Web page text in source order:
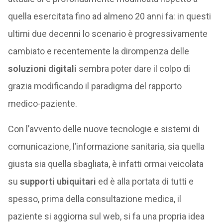
quella esercitata fino ad almeno 20 anni fa: in questi
ultimi due decenni lo scenario è progressivamente
cambiato e recentemente la dirompenza delle
soluzioni digitali sembra poter dare il colpo di
grazia modificando il paradigma del rapporto
medico-paziente.
Con l’avvento delle nuove tecnologie e sistemi di
comunicazione, l’informazione sanitaria, sia quella
giusta sia quella sbagliata, è infatti ormai veicolata
su supporti ubiquitari ed è alla portata di tutti e
spesso, prima della consultazione medica, il
paziente si aggiorna sul web, si fa una propria idea